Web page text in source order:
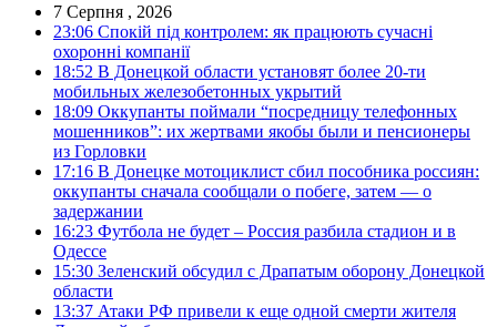
7 Серпня , 2026
23:06 Спокій під контролем: як працюють сучасні
охоронні компанії
18:52 В Донецкой области установят более 20-ти
мобильных железобетонных укрытий
18:09 Оккупанты поймали “посредницу телефонных
мошенников”: их жертвами якобы были и пенсионеры
из Горловки
17:16 В Донецке мотоциклист сбил пособника россиян:
оккупанты сначала сообщали о побеге, затем — о
задержании
16:23 Футбола не будет – Россия разбила стадион и в
Одессе
15:30 Зеленский обсудил с Драпатым оборону Донецкой
области
13:37 Атаки РФ привели к еще одной смерти жителя